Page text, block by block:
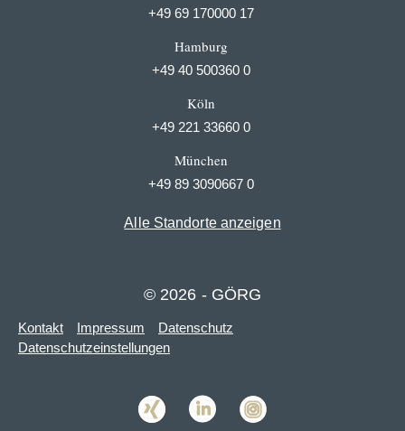
+49 69 170000 17
Hamburg
+49 40 500360 0
Köln
+49 221 33660 0
München
+49 89 3090667 0
Alle Standorte anzeigen
© 2026 - GÖRG
Kontakt Impressum
Datenschutz
Datenschutzeinstellungen